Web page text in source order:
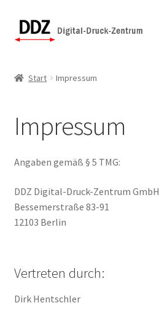
Zur
Navigation
Zum
Inhalt
Start Impressum
Impressum
Angaben gemäß § 5 TMG:
DDZ Digital-Druck-Zentrum GmbH
Bessemerstraße 83-91
12103 Berlin
Vertreten durch:
Dirk Hentschler